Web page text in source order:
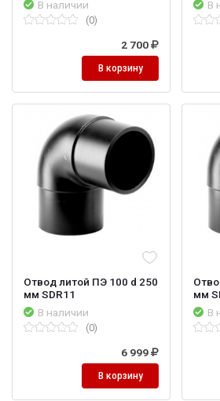
В наличии
(0)
2 700
В корзину
В
Отвод литой ПЭ 100 d 250
мм SDR11
В наличии
(0)
6 999
В корзину
мм
В